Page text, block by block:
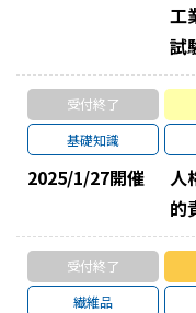
工
試
受付終了
基礎知識
2025/1/27開催
人
的
受付終了
繊維品